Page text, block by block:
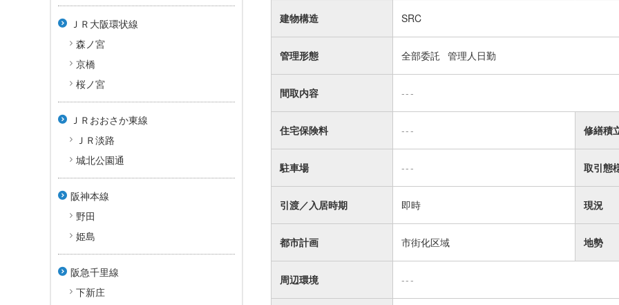
建物構造 SRC
管理形態 全部委託 管理人日勤
間取内容 ---
住宅保険料 --- 修繕積
駐車場 --- 取引態
引渡／入居時期 即時 現況
都市計画 市街化区域 地勢
周辺環境 ---
ＪＲ大阪環状線
森ノ宮
京橋
桜ノ宮
ＪＲおおさか東線
ＪＲ淡路
城北公園通
阪神本線
野田
姫島
阪急千里線
下新庄